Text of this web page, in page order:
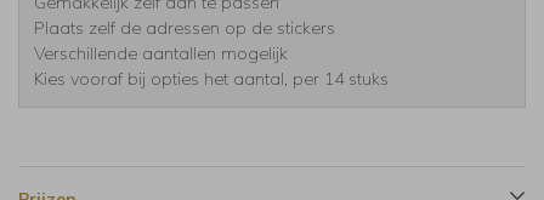
Plaats zelf de adressen op de stickers
Verschillende aantallen mogelijk
Kies vooraf bij opties het aantal, per 14 stuks